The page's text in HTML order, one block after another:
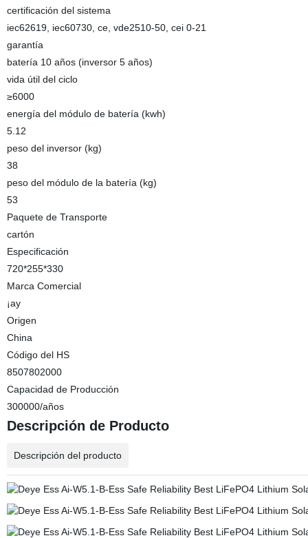
certificación del sistema
iec62619, iec60730, ce, vde2510-50, cei 0-21
garantía
batería 10 años (inversor 5 años)
vida útil del ciclo
≥6000
energía del módulo de batería (kwh)
5.12
peso del inversor (kg)
38
peso del módulo de la batería (kg)
53
Paquete de Transporte
cartón
Especificación
720*255*330
Marca Comercial
¡ay
Origen
China
Código del HS
8507802000
Capacidad de Producción
300000/años
Descripción de Producto
Descripción del producto